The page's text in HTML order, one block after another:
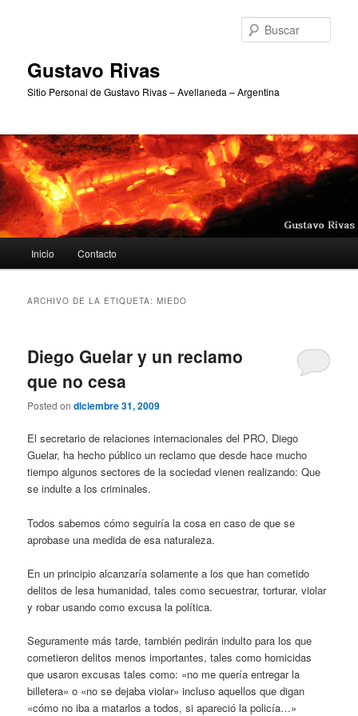
Gustavo Rivas
Sitio Personal de Gustavo Rivas – Avellaneda – Argentina
principal
Inicio Contacto
ARCHIVO DE LA ETIQUETA:MIEDO
Diego Guelar y un reclamo
que no cesa
Posted ondiciembre 31, 2009
El secretario de relaciones internacionales del PRO, Diego
Guelar, ha hecho público un reclamo que desde hace mucho
tiempo algunos sectores de la sociedad vienen realizando: Que
se indulte a los criminales.
Todos sabemos cómo seguiría la cosa en caso de que se
aprobase una medida de esa naturaleza.
En un principio alcanzaría solamente a los que han cometido
delitos de lesa humanidad, tales como secuestrar, torturar, violar
y robar usando como excusa la política.
Seguramente más tarde, también pedirán indulto para los que
cometieron delitos menos importantes, tales como homicidas
que usaron excusas tales como: «no me quería entregar la
billetera» o «no se dejaba violar» incluso aquellos que digan
«cómo no iba a matarlos a todos, si apareció la policía…»